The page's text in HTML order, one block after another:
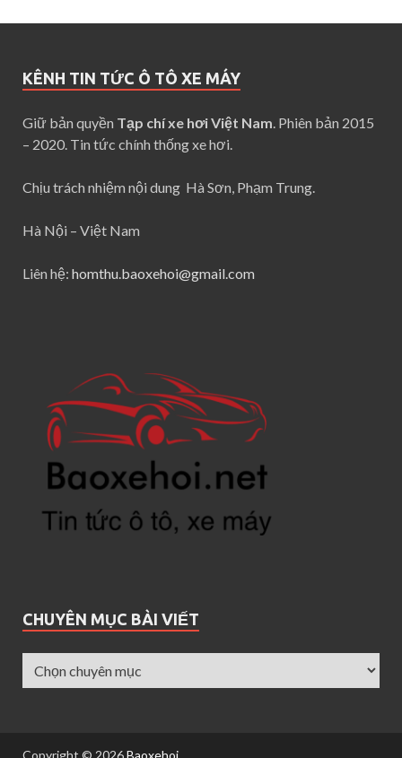
KÊNH TIN TỨC Ô TÔ XE MÁY
Giữ bản quyền Tạp chí xe hơi Việt Nam . Phiên bản 2015
– 2020. Tin tức chính thống xe hơi.
Chịu trách nhiệm nội dung Hà Sơn, Phạm Trung.
Hà Nội – Việt Nam
Liên hệ: homthu.baoxehoi@gmail.com
CHUYÊN MỤC BÀI VIẾT
Copyright © 2026Baoxehoi